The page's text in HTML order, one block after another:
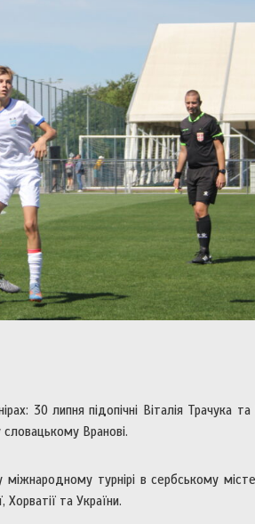
30 липня підопічні Віталія Трачука та
Вранові.
турнірі в сербському
та України.